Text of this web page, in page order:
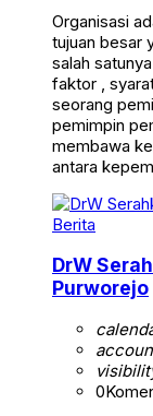
Organisasi
tujuan besar
salah
faktor ,
seorang
pemimpin
membawa
antara
Berita
DrW
Purworejo
0